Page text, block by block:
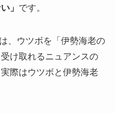
」 です。
、ウツボを「伊勢海老の
け取れるニュアンスの
際はウツボと伊勢海老